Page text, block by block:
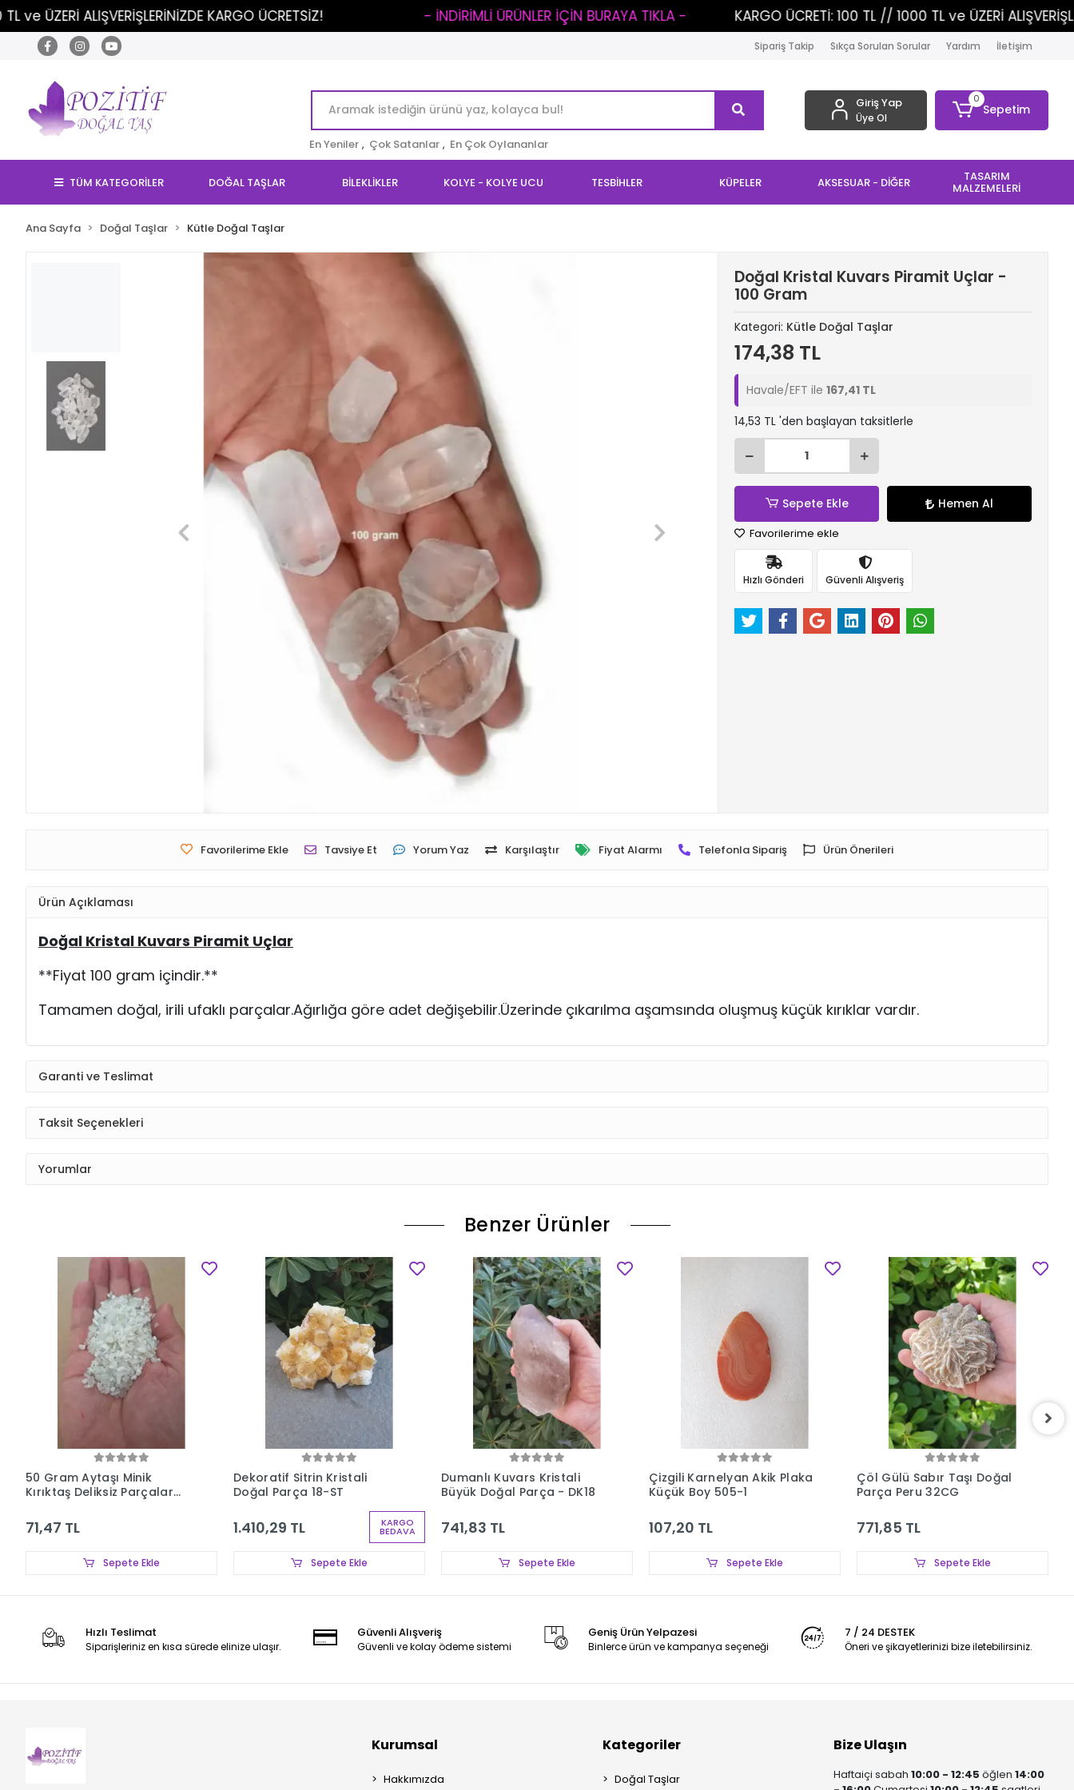
KARGO ÜCRETSİZ! .. - İNDİRİMLİ ÜRÜNLER İÇİN BURAYA TIKLA - KARGO ÜCRETİ: 100 TL // 1000 TL ve ÜZERİ ALIŞVERİŞLERİNİZDE
Sipariş Takip Sıkça Sorulan Sorular Yardım İletişim
En Yeniler , Çok Satanlar , En Çok Oylananlar
Giriş Yap
Üye Ol
0
Sepetim
TÜM KATEGORİLER DOĞAL TAŞLAR BİLEKLİKLER KOLYE - KOLYE UCU TESBİHLER KÜPELER AKSESUAR - DİĞER TASARIM
MALZEMELERİ
Ana Sayfa Doğal Taşlar Kütle Doğal Taşlar
Doğal Kristal Kuvars Piramit Uçlar -
100 Gram
Kategori: Kütle Doğal Taşlar
174,38 TL
Havale/EFT ile167,41 TL
14,53 TL 'den başlayan taksitlerle
Sepete Ekle Hemen Al
Favorilerime ekle
Hızlı Gönderi Güvenli Alışveriş
Favorilerime Ekle Tavsiye Et Yorum Yaz Karşılaştır Fiyat Alarmı Telefonla Sipariş Ürün Önerileri
Ürün Açıklaması
Doğal Kristal Kuvars Piramit Uçlar
**Fiyat 100 gram içindir.**
Tamamen doğal, irili ufaklı parçalar.Ağırlığa göre adet değişebilir.Üzerinde çıkarılma aşamsında oluşmuş küçük kırıklar vardır.
Garanti ve Teslimat
Taksit Seçenekleri
Yorumlar
Benzer Ürünler
50 Gram Aytaşı Minik
Kırıktaş Deliksiz Parçalar
71,47 TL
Sepete Ekle
Dekoratif Sitrin Kristali
Doğal Parça 18-ST
1.410,29 TL KARGO
BEDAVA
Sepete Ekle
Dumanlı Kuvars Kristali
Büyük Doğal Parça - DK18
741,83 TL
Sepete Ekle
Çizgili Karnelyan Akik Plaka
Küçük Boy 505-1
107,20 TL
Sepete Ekle
Çöl Gülü Sabır Taşı Doğal
Parça Peru 32CG
771,85 TL
Sepete Ekle
Hızlı Teslimat
Siparişleriniz en kısa sürede elinize ulaşır.
Güvenli Alışveriş
Güvenli ve kolay ödeme sistemi
Geniş Ürün Yelpazesi
Binlerce ürün ve kampanya seçeneği
7 / 24 DESTEK
Öneri ve şikayetlerinizi bize iletebilirsiniz.
Kurumsal
Hakkımızda
Kategoriler
Doğal Taşlar
Bize Ulaşın
Haftaiçi sabah10:00 - 12:45öğlen14:00